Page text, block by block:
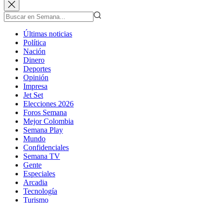
Últimas noticias
Política
Nación
Dinero
Deportes
Opinión
Impresa
Jet Set
Elecciones 2026
Foros Semana
Mejor Colombia
Semana Play
Mundo
Confidenciales
Semana TV
Gente
Especiales
Arcadia
Tecnología
Turismo